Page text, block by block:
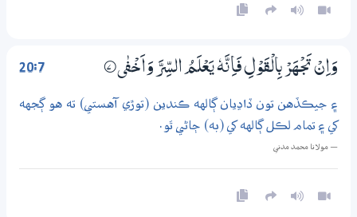
20:7 وَاِنْ تَجْــهَرْ بِالْقَوْلِ فَاِنَّهٗ يَعْلَمُ السِّرَّ وَاَخْفٰي 7‏۝
۽ جيڪڏهن تون ڏاڍيان ڳالهه ڪندين (توڙي آهستي) ته هو ڳجهه
کي ۽ تمام لڪل ڳالهه کي (به) ڄاڻي ٿو.
— مولانا محمد مدني